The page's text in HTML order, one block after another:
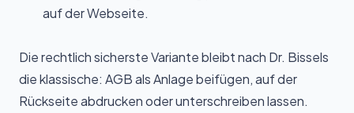
auf der Webseite.
Die rechtlich sicherste Variante bleibt nach Dr. Bissels
die klassische: AGB als Anlage beifügen, auf der
Rückseite abdrucken oder unterschreiben lassen.